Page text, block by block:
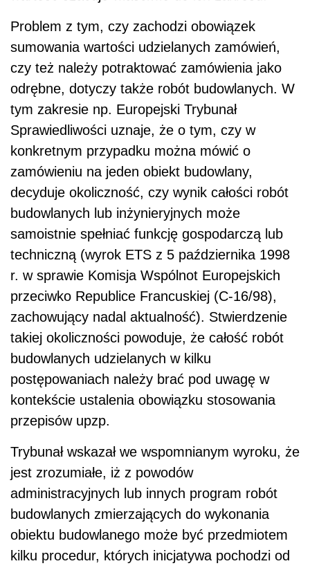
Problem z tym, czy zachodzi obowiązek
sumowania wartości udzielanych zamówień,
czy też należy potraktować zamówienia jako
odrębne, dotyczy także robót budowlanych. W
tym zakresie np. Europejski Trybunał
Sprawiedliwości uznaje, że o tym, czy w
konkretnym przypadku można mówić o
zamówieniu na jeden obiekt budowlany,
decyduje okoliczność, czy wynik całości robót
budowlanych lub inżynieryjnych może
samoistnie spełniać funkcję gospodarczą lub
techniczną (wyrok ETS z 5 października 1998
r. w sprawie Komisja Wspólnot Europejskich
przeciwko Republice Francuskiej (C-16/98),
zachowujący nadal aktualność). Stwierdzenie
takiej okoliczności powoduje, że całość robót
budowlanych udzielanych w kilku
postępowaniach należy brać pod uwagę w
kontekście ustalenia obowiązku stosowania
przepisów upzp.
Trybunał wskazał we wspomnianym wyroku, że
jest zrozumiałe, iż z powodów
administracyjnych lub innych program robót
budowlanych zmierzających do wykonania
obiektu budowlanego może być przedmiotem
kilku procedur, których inicjatywa pochodzi od